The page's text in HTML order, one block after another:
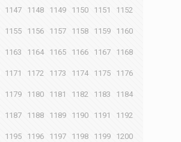
1147 1148 1149 1150 1151 1152
1155 1156 1157 1158 1159 1160
1163 1164 1165 1166 1167 1168
1171 1172 1173 1174 1175 1176
1179 1180 1181 1182 1183 1184
1187 1188 1189 1190 1191 1192
1195 1196 1197 1198 1199 1200